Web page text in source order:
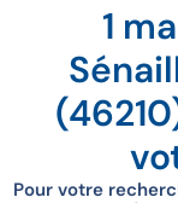
1
Pour votre